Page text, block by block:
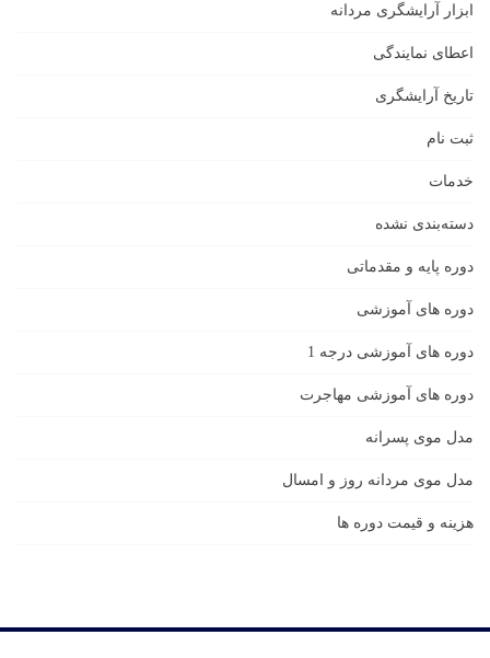
ابزار آرایشگری مردانه
اعطای نمایندگی
تاریخ آرایشگری
ثبت نام
خدمات
دسته‌بندی نشده
دوره پایه و مقدماتی
دوره های آموزشی
دوره های آموزشی درجه 1
دوره های آموزشی مهاجرت
مدل موی پسرانه
مدل موی مردانه روز و امسال
هزینه و قیمت دوره ها